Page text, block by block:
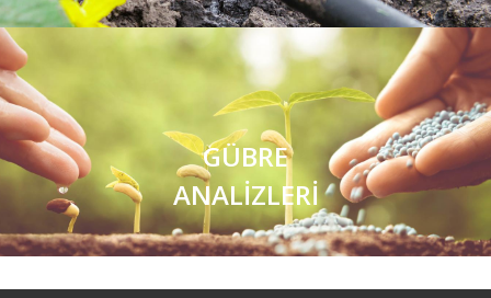
GÜBRE
ANALİZLERİ